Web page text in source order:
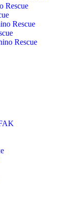
Rescue
Rescue
Rescue